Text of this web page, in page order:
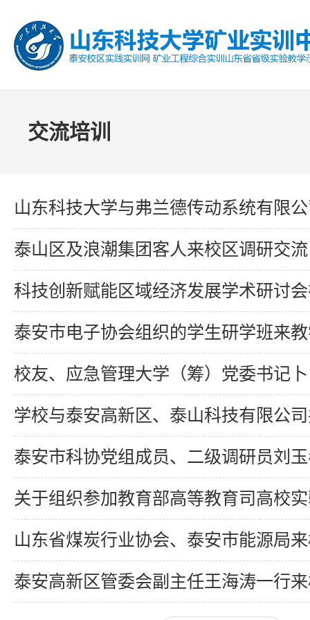
交流培训
山东科技大学与弗兰德传动系统有限公司签署实训中心合作
泰山区及浪潮集团客人来校区调研交流
科技创新赋能区域经济发展学术研讨会在山东科技大学
泰安市电子协会组织的学生研学班来教学矿井参观
校友、应急管理大学（筹）党委书记卜昌森一行来校
学校与泰安高新区、泰山科技有限公司共建泰山智慧谷大学科
泰安市科协党组成员、二级调研员刘玉考来校
关于组织参加教育部高等教育司高校实验室安全与管理培训的
山东省煤炭行业协会、泰安市能源局来校
泰安高新区管委会副主任王海涛一行来校